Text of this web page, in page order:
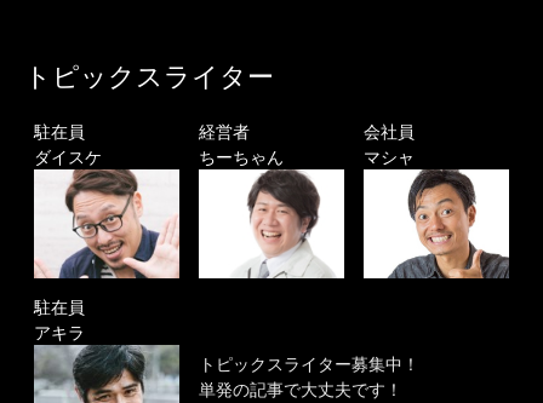
トピックスライター
駐在員
ダイスケ
経営者
ちーちゃん
会社員
マシャ
駐在員
アキラ
トピックスライター募集中！
単発の記事で大丈夫です！